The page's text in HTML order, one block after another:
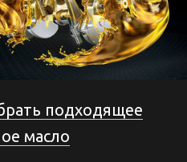
подходящее
масло